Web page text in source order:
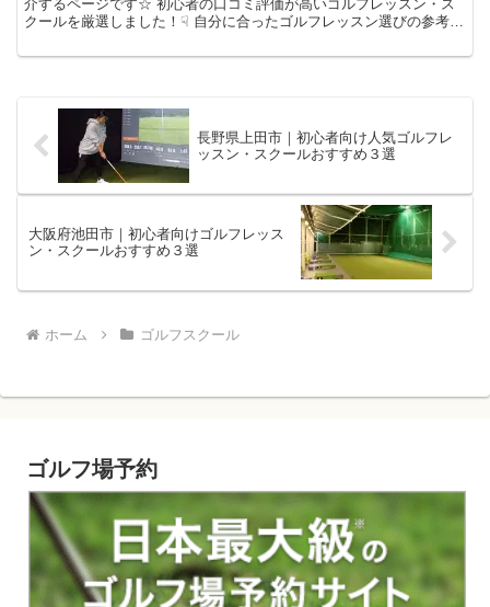
介するページです☆ 初心者の口コミ評価が高いゴルフレッスン・ス
クールを厳選しました！☟ 自分に合ったゴルフレッスン選びの参考に
長野県上田市｜初心者向け人気ゴルフレ
ッスン・スクールおすすめ３選
大阪府池田市｜初心者向けゴルフレッス
ン・スクールおすすめ３選
ホーム ゴルフスクール
ゴルフ場予約